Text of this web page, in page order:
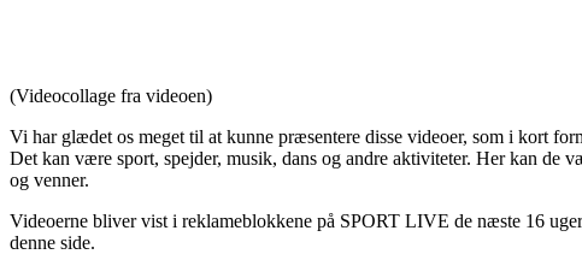
(Videocollage fra videoen)
Vi har glædet os meget til at kunne præsentere disse videoer, som i kort
Det kan være sport, spejder, musik, dans og andre aktiviteter. Her kan de
og venner.
Videoerne bliver vist i reklameblokkene på SPORT LIVE de næste 16
denne side.